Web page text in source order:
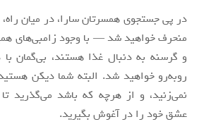
در پی جستجوی همسرتان سارا، در میان راه،
منحرف خواهید شد — با وجود زامبی‌های
و گرسنه به دنبال غذا هستند، بی‌گمان با
روبه‌رو خواهید شد. البته شما دیکن
نمی‌زنید، و از هرچه که باشد می‌گذرید تا
عشق خود را در آغوش بگیرید.